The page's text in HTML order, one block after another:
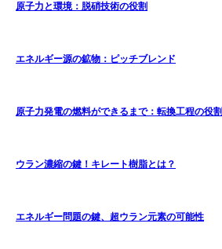
原子力と環境：脱硝技術の役割
エネルギー源の鉱物：ピッチブレンド
原子力発電の燃料ができるまで：転換工程の役割
ウラン濃縮の鍵！キレート樹脂とは？
エネルギー問題の鍵、超ウラン元素の可能性